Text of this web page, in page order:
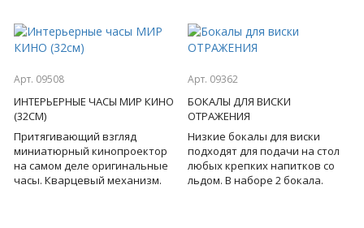
Арт. 09508
ИНТЕРЬЕРНЫЕ ЧАСЫ МИР КИНО
(32СМ)
Притягивающий взгляд
миниатюрный кинопроектор
на самом деле оригинальные
часы. Кварцевый механизм.
Арт. 09362
БОКАЛЫ ДЛЯ ВИСКИ
ОТРАЖЕНИЯ
Низкие бокалы для виски
подходят для подачи на стол
любых крепких напитков со
льдом. В наборе 2 бокала.